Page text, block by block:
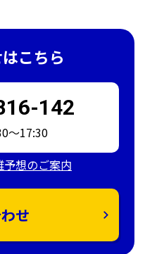
こちら
142
～17:30
予想のご案内
せ